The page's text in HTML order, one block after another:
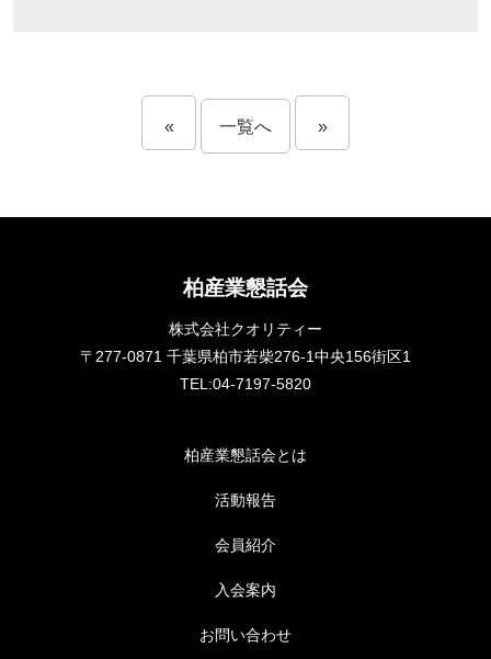
« 一覧へ »
柏産業懇話会
株式会社クオリティー
〒277-0871 千葉県柏市若柴276-1中央156街区1
TEL:04-7197-5820
柏産業懇話会とは
活動報告
会員紹介
入会案内
お問い合わせ